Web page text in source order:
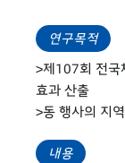
연구목적
>제107회 전국
효과 산출
>동 행사의 지
내용